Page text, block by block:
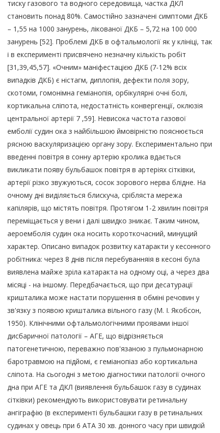
тиску газового та водного середовища, частка ДКЛ
становить понад 80%. Самостійно зазначені симптоми ДКБ
– 1,55 на 1000 занурень, лікованої ДКБ – 5,72 на 100 000
занурень [52]. Проблемі ДКБ в офтальмології як у клініці, так
і в експерименті присвячено незначну кількість робіт
[31,39,45,57]. «Очним» маніфестацією ДКБ (7-12% всіх
випадків ДКБ) є ністагм, диплопія, дефекти поля зору,
скотоми, гомонімна геміанопія, орбікулярні очні болі,
кортикальна сліпота, недостатність конвергенції, оклюзія
центральної артерії 7 ,59]. Невисока частота газової
емболії судин ока з найбільшою ймовірністю пояснюється
рясною васкуляризацією органу зору. Експериментально при
введенні повітря в сонну артерію кролика вдається
викликати появу бульбашок повітря в артеріях сітківки,
артерії різко звужуються, сосок зорового нерва блідне. На
очному дні виділяється блискуча, срібляста мережа
капілярів, що містять повітря. Протягом 1-2 хвилин повітря
переміщається у вени і далі швидко зникає. Таким чином,
аероемболія судин ока носить короткочасний, минущий
характер. Описано випадок розвитку катаракти у кесонного
робітника: через 8 днів після перебуванняія в кесоні була
виявлена майже зріла катаракта на одному оці, а через два
місяці - на іншому. Передбачається, що при десатурації
кришталика може настати порушення в обміні речовин у
зв'язку з появою кришталика вільного газу (М. І. Якобсон,
1950). Клінічними офтальмологічними проявами іншої
дисбаричної патології – АГЕ, що відрізняється
патогенетичною, переважно пов'язаною з пульмонарною
баротравмою на підйомі, є геміанопіаз або кортикальна
сліпота. На сьогодні з метою діагностики патології очного
дна при АГЕ та ДКЛ (виявлення бульбашок газу в судинах
сітківки) рекомендують використовувати ретинальну
ангіграфію (в експерименті бульбашки газу в ретинальних
судинах у овець при 6 АТА 30 хв. донного часу при швидкій